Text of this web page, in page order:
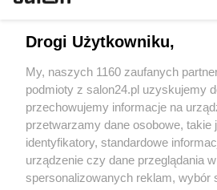
Sport
Społeczeństwo
Kultura
Drogi Użytkowniku,
My, naszych 1160 zaufanych
podmioty z salon24.pl uzyskujemy
przechowujemy informacje na
przetwarzamy dane osobowe, takie
identyfikatory, standardowe
urządzenie czy dane przeglądania
spersonalizowanych reklam, wybór